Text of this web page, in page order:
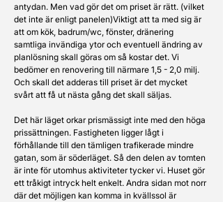
antydan. Men vad gör det om priset är rätt. (vilket
det inte är enligt panelen)Viktigt att ta med sig är
att om kök, badrum/wc, fönster, dränering
samtliga invändiga ytor och eventuell ändring av
planlösning skall göras om så kostar det. Vi
bedömer en renovering till närmare 1,5 - 2,0 milj.
Och skall det adderas till priset är det mycket
svårt att få ut nästa gång det skall säljas.
Det här läget orkar prismässigt inte med den höga
prissättningen. Fastigheten ligger lågt i
förhållande till den tämligen trafikerade mindre
gatan, som är söderläget. Så den delen av tomten
är inte för utomhus aktiviteter tycker vi. Huset gör
ett tråkigt intryck helt enkelt. Andra sidan mot norr
där det möjligen kan komma in kvällssol är